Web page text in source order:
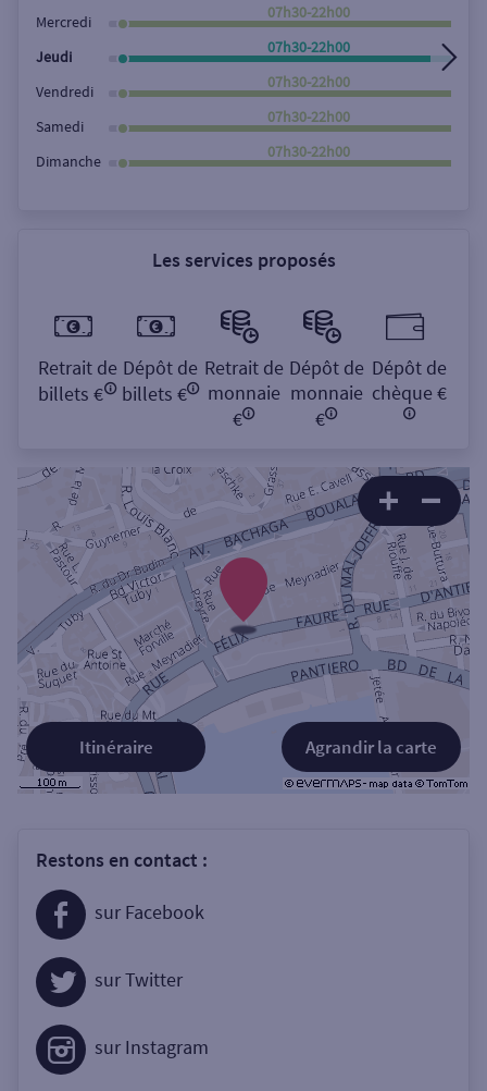
Rechercher
Mercredi
07h30-22h00
Jeudi
07h30-22h00
Vendredi
07h30-22h00
Samedi
07h30-22h00
Dimanche
07h30-22h00
Les services proposés
Retrait de
billets €
Dépôt de
billets €
Retrait de
monnaie
€
Dépôt de
monnaie
€
Dépôt de
chèque €
Agrandir la carte
Itinéraire
Restons en contact :
sur Facebook
sur Twitter
sur Instagram